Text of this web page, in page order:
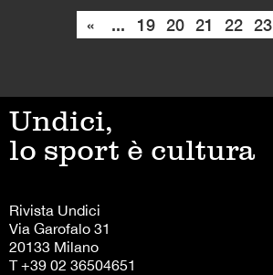
« ... 19 20 21 22 23
Undici,
lo sport è cultura
Rivista Undici
Via Garofalo 31
20133 Milano
T +39 02 36504651